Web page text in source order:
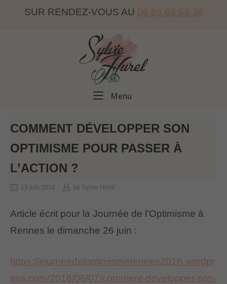
SUR RENDEZ-VOUS AU 06 86 69 53 36
Home
Menu
COMMENT DÉVELOPPER SON
OPTIMISME POUR PASSER À
L’ACTION ?
13 juin 2016 by Sylvie Hurel
Article écrit pour la Journée de l’Optimisme à
Rennes le dimanche 26 juin :
https://journeedeloptimismerennes2016.wordpr
ess.com/2016/06/07/comment-developper-son-